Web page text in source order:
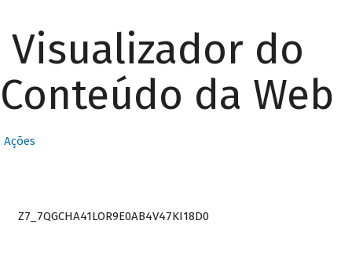
Visualizador do
Conteúdo da Web
Ações
Z7_7QGCHA41LOR9E0AB4V47KI18D0